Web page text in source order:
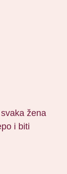
žena
i biti